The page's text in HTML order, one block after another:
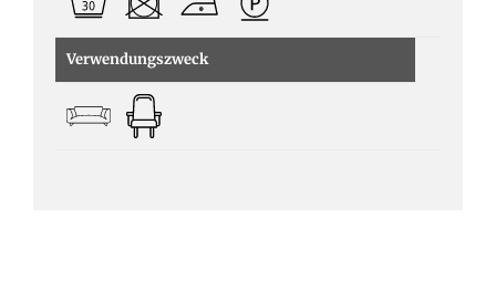
Verwendungszweck